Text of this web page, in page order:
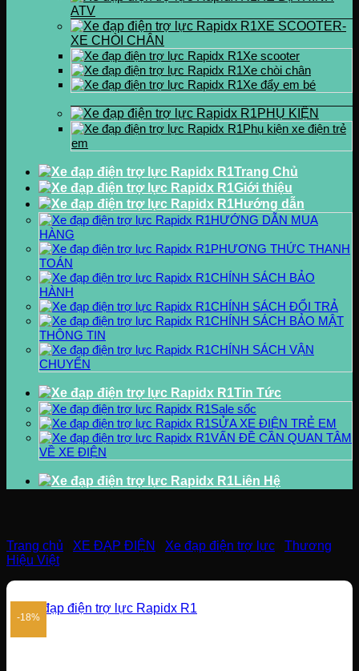
ATV
XE SCOOTER-
XE CHÒI CHÂN
Xe scooter
Xe chòi chân
Xe đẩy em bé
PHỤ KIỆN
Phụ kiện xe điện trẻ
em
Trang Chủ
Giới thiệu
Hướng dẫn
HƯỚNG DẪN MUA
HÀNG
PHƯƠNG THỨC THANH
TOÁN
CHÍNH SÁCH BẢO
HÀNH
CHÍNH SÁCH ĐỔI TRẢ
CHÍNH SÁCH BẢO MẬT
THÔNG TIN
CHÍNH SÁCH VẬN
CHUYỂN
Tin Tức
Sale sốc
SỬA XE ĐIỆN TRẺ EM
VẤN ĐỀ CẦN QUAN TÂM
VỀ XE ĐIỆN
Liên Hệ
Trang chủ XE ĐẠP ĐIỆN Xe đạp điện trợ lực
Thương
Hiệu Việt
-18%